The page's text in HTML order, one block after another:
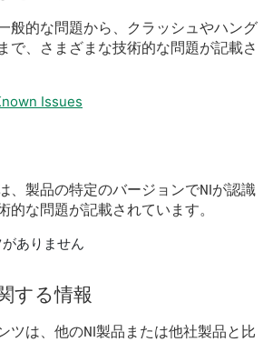
般的な問題から、 クラッシュやハング
まで、 さまざま な技術的な問題が記載さ
Issues
、 製品の特定のバージョンでNIが認識
的な問題が記載されてい ます。
ありません
する情報
ツは、 他のNI製品 または他社製品と 比